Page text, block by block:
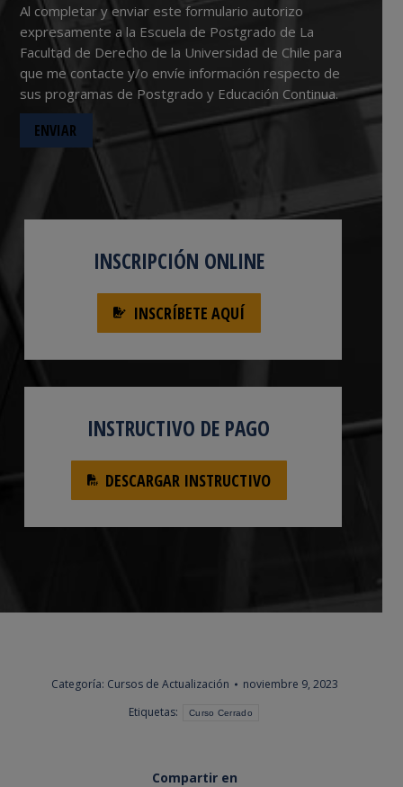
Al completar y enviar este formulario autorizo
expresamente a la Escuela de Postgrado de La
Facultad de Derecho de la Universidad de Chile para
que me contacte y/o envíe información respecto de
sus programas de Postgrado y Educación Continua.
INSCRIPCIÓN ONLINE
INSCRÍBETE AQUÍ
INSTRUCTIVO DE PAGO
DESCARGAR INSTRUCTIVO
Categoría: Cursos de Actualización
noviembre 9, 2023
Etiquetas:
Curso Cerrado
Compartir en